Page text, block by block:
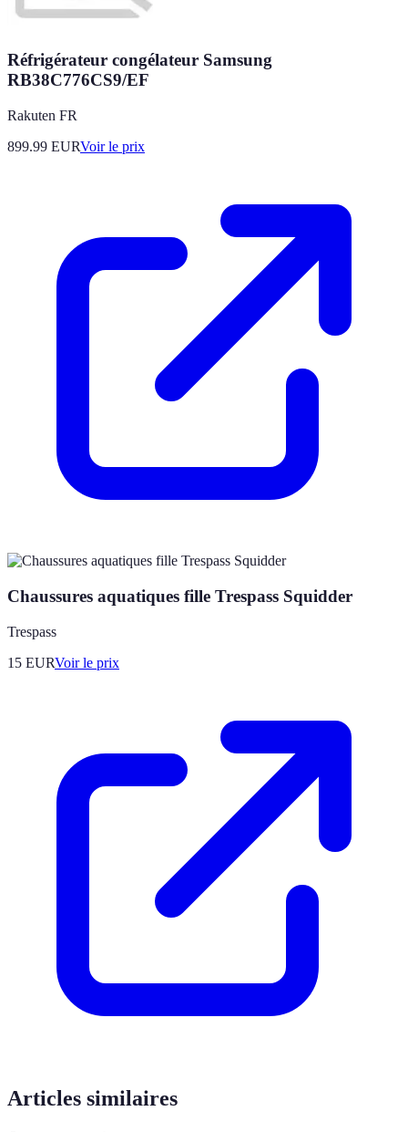
Réfrigérateur congélateur Samsung
RB38C776CS9/EF
Rakuten FR
899.99 EURVoir le prix
Chaussures aquatiques fille Trespass Squidder
Trespass
15 EURVoir le prix
Articles similaires